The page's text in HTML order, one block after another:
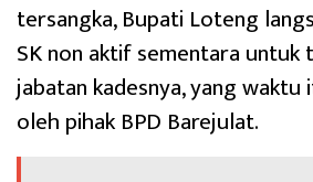
tersangka, Bupati Loteng
SK non aktif sementara untuk
jabatan kadesnya, yang waktu
oleh pihak BPD Barejulat.